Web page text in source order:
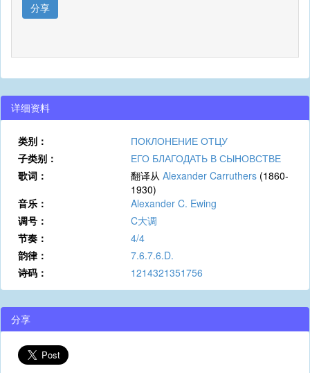
分享
详细资料
类别：
ПОКЛОНЕНИЕ ОТЦУ
子类别：
ЕГО БЛАГОДАТЬ В СЫНОВСТВЕ
歌词：
翻译从 Alexander Carruthers (1860-
1930)
音乐：
Alexander C. Ewing
调号：
C大调
节奏：
4/4
韵律：
7.6.7.6.D.
诗码：
1214321351756
分享